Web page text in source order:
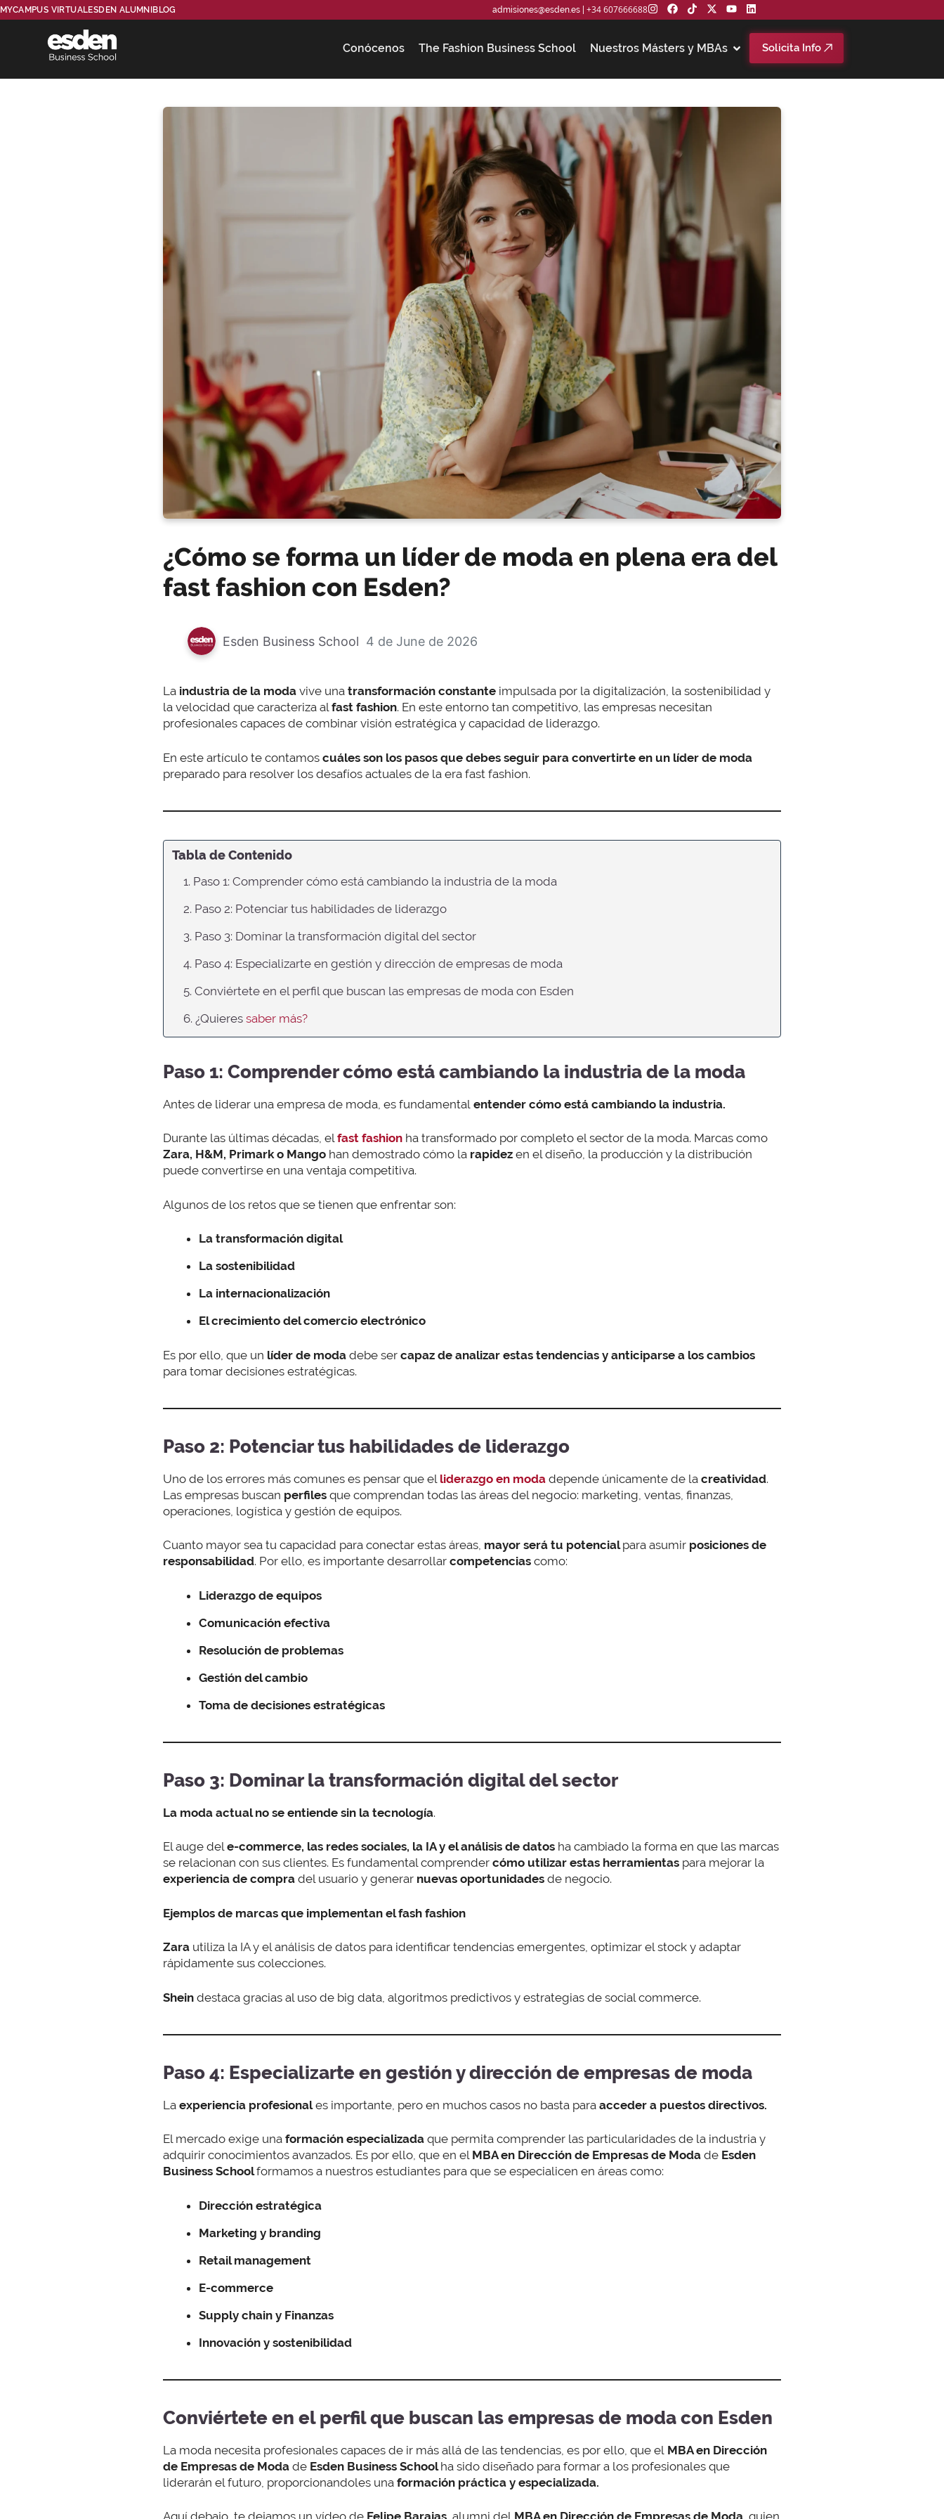
MYCAMPUS VIRTUALESDEN ALUMNI BLOG admisiones@esden.es| +34 607666688
Conócenos The Fashion Business School Nuestros Másters y MBAs Solicita Info
¿Cómo se forma un líder de moda en plena era del
fast fashion con Esden?
Esden Business School 4 de June de 2026
La industria de la moda vive una transformación constante impulsada por la digitalización, la sostenibilidad y
la velocidad que caracteriza alfast fashion. En este entorno tan competitivo, las empresas necesitan
profesionales capaces de combinar visión estratégica y capacidad de liderazgo.
En este artículo te contamos cuáles son los pasos que debes seguir para convertirte en un líder de moda
preparado para resolver los desafíos actuales de la era fast fashion.
Tabla de Contenido
1. Paso 1: Comprender cómo está cambiando la industria de la moda
2. Paso 2: Potenciar tus habilidades de liderazgo
3. Paso 3: Dominar la transformación digital del sector
4. Paso 4: Especializarte en gestión y dirección de empresas de moda
5. Conviértete en el perfil que buscan las empresas de moda con Esden
6. ¿Quieres saber más?
Paso 1: Comprender cómo está cambiando la industria de la moda
Antes de liderar una empresa de moda, es fundamental entender cómo está cambiando la industria.
Durante las últimas décadas, elfast fashion ha transformado por completo el sector de la moda. Marcas como
Zara, H&M, Primark o Mango han demostrado cómo la rapidez en el diseño, la producción y la distribución
puede convertirse en una ventaja competitiva.
Algunos de los retos que se tienen que enfrentar son:
La transformación digital
La sostenibilidad
La internacionalización
El crecimiento del comercio electrónico
Es por ello, que un líder de moda debe ser capaz de analizar estas tendencias y anticiparse a los cambios
para tomar decisiones estratégicas.
Paso 2: Potenciar tus habilidades de liderazgo
Uno de los errores más comunes es pensar que el liderazgo en moda depende únicamente de la creatividad.
Las empresas buscan perfiles que comprendan todas las áreas del negocio: marketing, ventas, finanzas,
operaciones, logística y gestión de equipos.
Cuanto mayor sea tu capacidad para conectar estas áreas, mayor será tu potencialpara asumir posiciones de
responsabilidad. Por ello, es importante desarrollar competencias como:
Liderazgo de equipos
Comunicación efectiva
Resolución de problemas
Gestión del cambio
Toma de decisiones estratégicas
Paso 3: Dominar la transformación digital del sector
La moda actual no se entiende sin la tecnología.
El auge dele-commerce, las redes sociales, la IA y el análisis de datos ha cambiado la forma en que las marcas
se relacionan con sus clientes. Es fundamental comprender cómo utilizar estas herramientas para mejorar la
experiencia de compra del usuario y generar nuevas oportunidades de negocio.
Ejemplos de marcas que implementan el fash fashion
Zara utiliza la IA y el análisis de datos para identificar tendencias emergentes, optimizar el stock y adaptar
rápidamente sus colecciones.
Shein destaca gracias al uso de big data, algoritmos predictivos y estrategias de social commerce.
Paso 4: Especializarte en gestión y dirección de empresas de moda
La experiencia profesionales importante, pero en muchos casos no basta para acceder a puestos directivos.
El mercado exige una formación especializada que permita comprender las particularidades de la industria y
adquirir conocimientos avanzados. Es por ello, que en el MBA en Dirección de Empresas de Moda de Esden
Business Schoolformamos a nuestros estudiantes para que se especialicen en áreas como:
Dirección estratégica
Marketing y branding
Retail management
E-commerce
Supply chain y Finanzas
Innovación y sostenibilidad
Conviértete en el perfil que buscan las empresas de moda con Esden
La moda necesita profesionales capaces de ir más allá de las tendencias, es por ello, que el MBA en Dirección
de Empresas de Moda de Esden Business Schoolha sido diseñado para formar a los profesionales que
liderarán el futuro, proporcionandoles una formación práctica y especializada.